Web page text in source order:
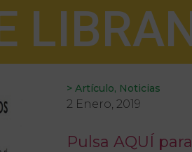
>Artículo, Noticias
2 Enero, 2019
Pulsa AQUÍ